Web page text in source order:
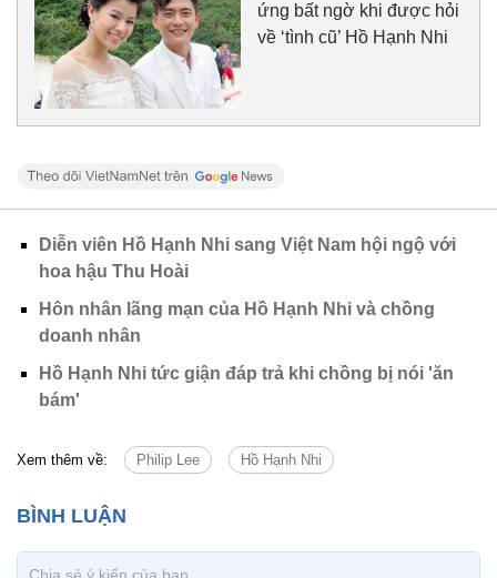
ứng bất ngờ khi được hỏi
về ‘tình cũ’ Hồ Hạnh Nhi
Diễn viên Hồ Hạnh Nhi sang Việt Nam hội ngộ với
hoa hậu Thu Hoài
Hôn nhân lãng mạn của Hồ Hạnh Nhi và chồng
doanh nhân
Hồ Hạnh Nhi tức giận đáp trả khi chồng bị nói 'ăn
bám'
Xem thêm về: Philip Lee Hồ Hạnh Nhi